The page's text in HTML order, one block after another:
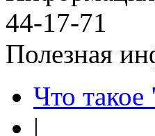
44-17-71
Полезная
Что
|